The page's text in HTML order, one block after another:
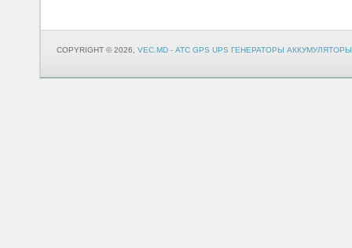
COPYRIGHT © 2026, VEC.MD - АТС GPS UPS ГЕНЕРАТОРЫ